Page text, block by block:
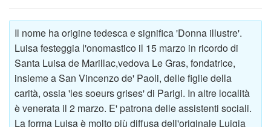
Il nome ha origine tedesca e significa 'Donna illustre'.
Luisa festeggia l'onomastico il 15 marzo in ricordo di
Santa Luisa de Marillac,vedova Le Gras, fondatrice,
insieme a San Vincenzo de' Paoli, delle figlie della
carità, ossia 'les soeurs grises' di Parigi. In altre località
è venerata il 2 marzo. E' patrona delle assistenti sociali.
La forma Luisa è molto più diffusa dell'originale Luigia